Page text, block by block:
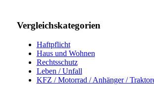
Vergleichskategorien
Haftpflicht
Haus und Wohnen
Rechtsschutz
Leben / Unfall
KFZ / Motorrad / Anhänger /